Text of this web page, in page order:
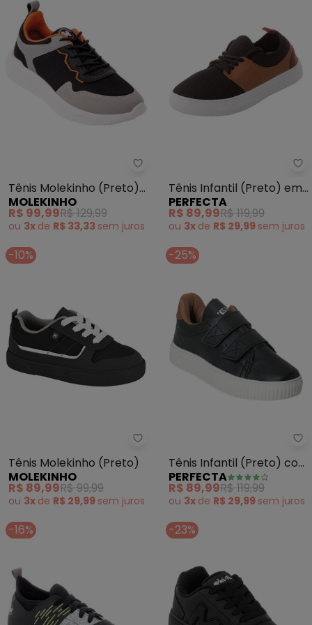
Molekinho - Tênis Molekinho
Tênis Molekinho (Preto)
em Tecido e Sintético
MOLEKINHO
R$ 99,99R$ 129,99
ou 3x de R$ 33,33 sem juros
Tênis Infantil (Preto) em
Sintético e Tecido
PERFECTA
R$ 89,99R$ 119,99
ou 3x de R$ 29,99 sem juros
-10%
Molekinho - Tênis Molekinho
Tênis Molekinho (Preto)
MOLEKINHO
R$ 89,99R$ 99,99
ou 3x de R$ 29,99 sem juros
-25%
Tênis Infantil (Preto) com
Velcro Duplo
PERFECTA
R$ 89,99R$ 119,99
ou 3x de R$ 29,99 sem juros
-16% -23%